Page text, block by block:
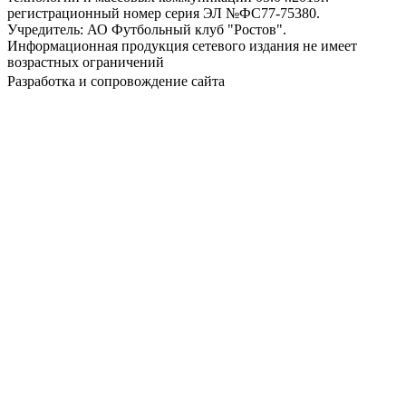
регистрационный номер серия ЭЛ №ФС77-75380.
Учредитель: АО Футбольный клуб "Ростов".
Информационная продукция сетевого издания не имеет
возрастных ограничений
Разработка и сопровождение сайта